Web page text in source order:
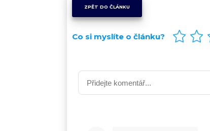
ZPĚT DO ČLÁNKU
Co si myslíte o článku?